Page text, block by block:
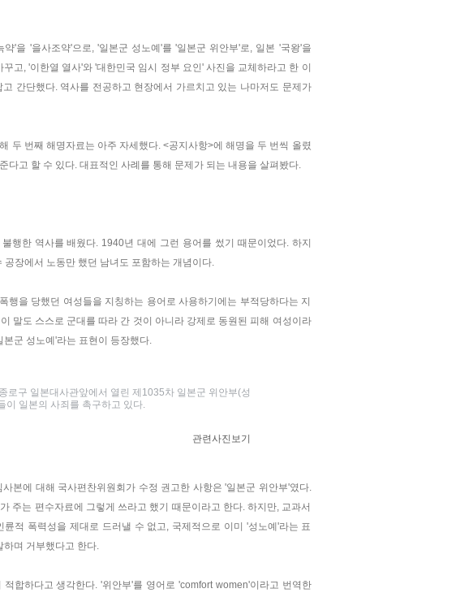
'을 '을사조약'으로, '일본군 성노예'를 '일본군 위안부'로, 일본 '국왕'을
고, '이한열 열사'와 '대한민국 임시 정부 요인' 사진을 교체하라고 한 이
간단했다. 역사를 전공하고 현장에서 가르치고 있는 나마저도 문제가
두 번째 해명자료는 아주 자세했다. <공지사항>에 해명을 두 번씩 올렸
다고 할 수 있다. 대표적인 사례를 통해 문제가 되는 내용을 살펴봤다.
행한 역사를 배웠다. 1940년 대에 그런 용어를 썼기 때문이었다. 하지
장에서 노동만 했던 남녀도 포함하는 개념이다.
을 당했던 여성들을 지칭하는 용어로 사용하기에는 부적당하다는 지
말도 스스로 군대를 따라 간 것이 아니라 강제로 동원된 피해 여성이라
군 성노예'라는 표현이 등장했다.
로구 일본대사관앞에서 열린 제1035차 일본군 위안부(성
이 일본의 사죄를 촉구하고 있다.
관련사진보기
본에 대해 국사편찬위원회가 수정 권고한 사항은 '일본군 위안부'였다.
주는 편수자료에 그렇게 쓰라고 했기 때문이라고 한다. 하지만, 교과서
적 폭력성을 제대로 드러낼 수 없고, 국제적으로 이미 '성노예'라는 표
하며 거부했다고 한다.
합하다고 생각한다. '위안부'를 영어로 'comfort women'이라고 번역한